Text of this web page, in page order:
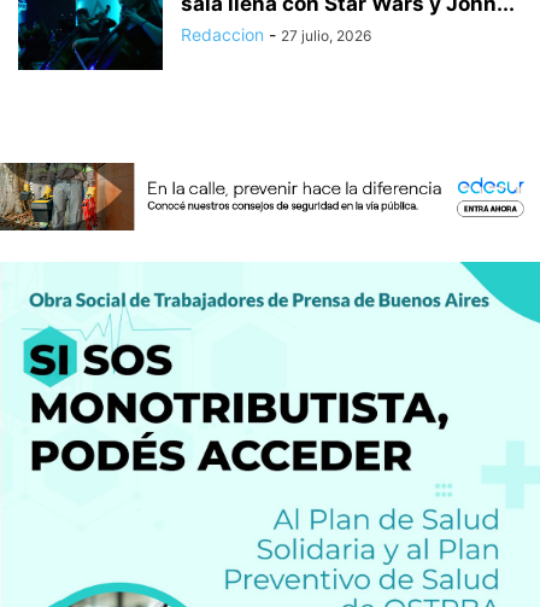
Redaccion - 27 julio, 2026